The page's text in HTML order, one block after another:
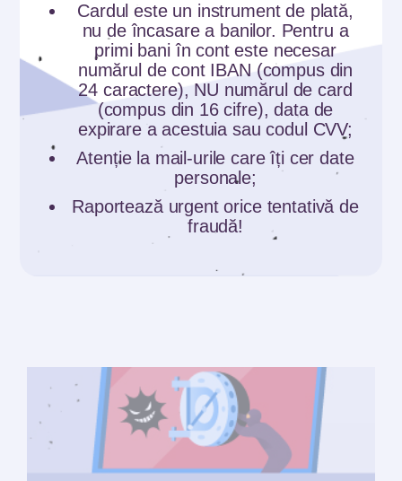
Comunicate
#SIGURANȚAONLINE SĂRBĂTOREŞTE
ZIUA COPILULUI LA SENAT: SFATURI
ESENȚIALE...
Cardul este un instrument de plată,
nu de încasare a banilor. Pentru a
primi bani în cont este necesar
numărul de cont IBAN (compus din
24 caractere), NU numărul de card
(compus din 16 cifre), data de
expirare a acestuia sau codul CVV;
Atenție la mail-urile care îți cer date
personale;
Raportează urgent orice tentativă de
fraudă!